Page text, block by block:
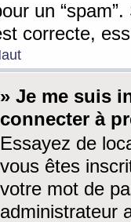
un
correcte,
» Je me suis
connecter à
Essayez de
vous êtes
votre mot de
administrateur